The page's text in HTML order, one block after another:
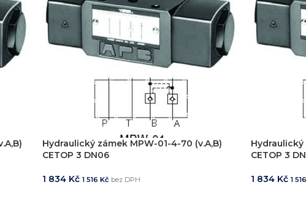
750+ jedinečných průmyslových řešení
, včetně vývoje
která nejsou sériově vyráběna nikde na světě.
Hydraulický zámek MPW-01-4-70 (v.A,B)
CETOP 3 DN06
1 834 Kč 1 516 Kč bez DPH
Hydraulický
CETOP 3
1 834 Kč 1 516